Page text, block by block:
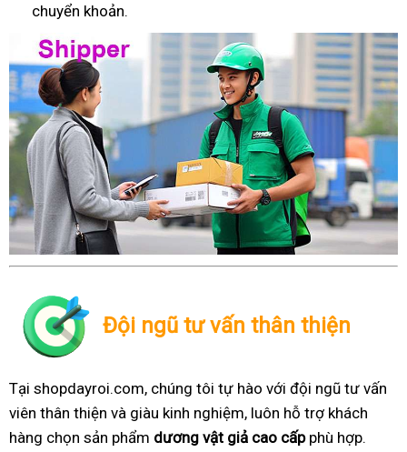
chuyển khoản.
Đội ngũ tư vấn thân thiện
Tại shopdayroi.com, chúng tôi tự hào với đội ngũ tư vấn
viên thân thiện và giàu kinh nghiệm, luôn hỗ trợ khách
hàng chọn sản phẩm dương vật giả cao cấpphù hợp.